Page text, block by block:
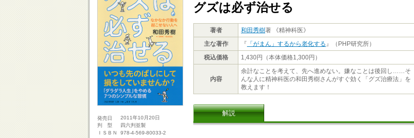
発売日
2011年10月20日
判 型
四六判並製
ＩＳＢＮ
978-4-569-80033-2
グズは必ず治せる
著者 和田秀樹著 《精神科医》
主な著作
『 「がまん」するから老化する 』（PHP研究所）
税込価格
1,430円（本体価格1,300円）
内容
余計なことを考えて、先へ進めない。嫌なことは後回し……そ
んな人に精神科医の和田秀樹さんがすぐ効く「グズ治療法」を
教えます！
解説